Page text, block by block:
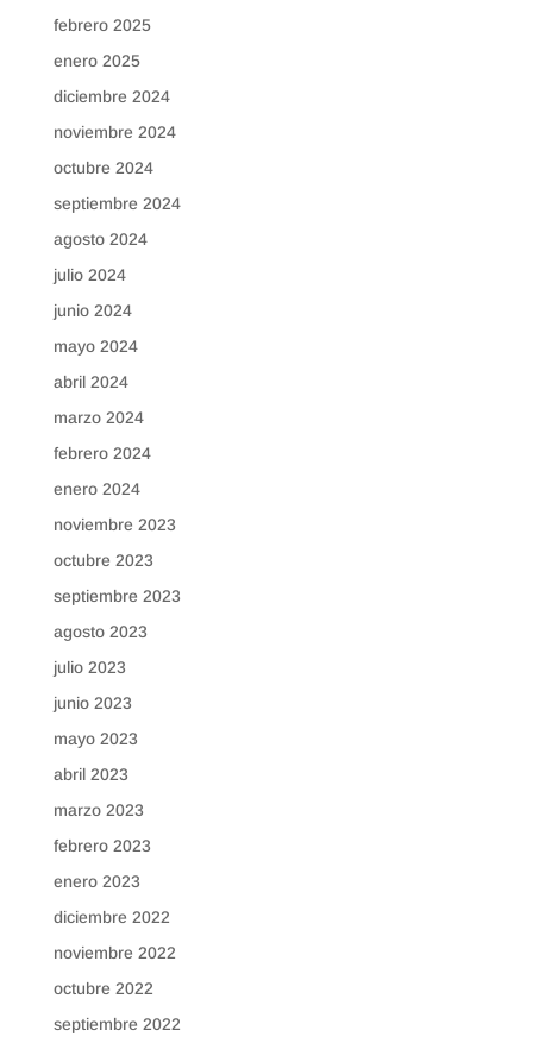
febrero 2025
enero 2025
diciembre 2024
noviembre 2024
octubre 2024
septiembre 2024
agosto 2024
julio 2024
junio 2024
mayo 2024
abril 2024
marzo 2024
febrero 2024
enero 2024
noviembre 2023
octubre 2023
septiembre 2023
agosto 2023
julio 2023
junio 2023
mayo 2023
abril 2023
marzo 2023
febrero 2023
enero 2023
diciembre 2022
noviembre 2022
octubre 2022
septiembre 2022